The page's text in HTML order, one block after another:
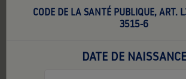
CODE DE LA SANTÉ PUBLIQUE, ART.
3515-6
DATE DE NAISSANCE
SEL DE NICOTINE LA FAMEUSE